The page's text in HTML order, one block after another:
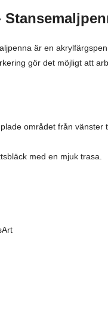
är en
gör det möjligt att
området från vänster
med en mjuk trasa.